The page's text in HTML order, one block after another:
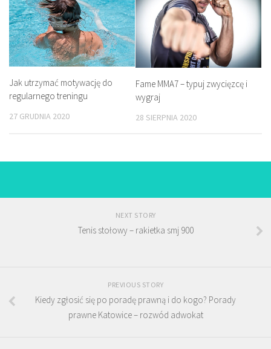
Jak utrzymać motywację do
regularnego treningu
27 GRUDNIA 2020
Fame MMA7 – typuj zwycięzcę i
wygraj
28 SIERPNIA 2020
NEXT STORY
Tenis stołowy – rakietka smj 900
PREVIOUS STORY
Kiedy zgłosić się po poradę prawną i do kogo? Porady
prawne Katowice – rozwód adwokat